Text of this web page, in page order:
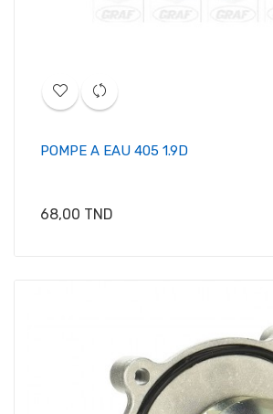
POMPE A EAU 405 1.9D
Prix
68,00 TND